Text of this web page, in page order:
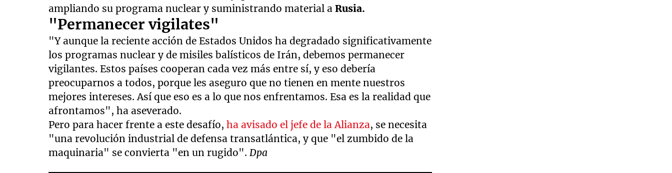
ampliando su programa nuclear y suministrando material aRusia.
"Permanecer vigilates"
"Y aunque la reciente acción de Estados Unidos ha degradado significativamente
los programas nuclear y de misiles balísticos de Irán, debemos permanecer
vigilantes. Estos países cooperan cada vez más entre sí, y eso debería
preocuparnos a todos, porque les aseguro que no tienen en mente nuestros
mejores intereses. Así que eso es a lo que nos enfrentamos. Esa es la realidad que
afrontamos", ha aseverado.
Pero para hacer frente a este desafío,ha avisado el jefe de la Alianza, se necesita
"una revolución industrial de defensa transatlántica, y que "el zumbido de la
maquinaria" se convierta "en un rugido". Dpa